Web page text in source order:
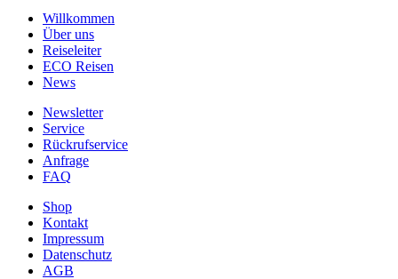
Willkommen
Über uns
Reiseleiter
ECO Reisen
News
Newsletter
Service
Rückrufservice
Anfrage
FAQ
Shop
Kontakt
Impressum
Datenschutz
AGB